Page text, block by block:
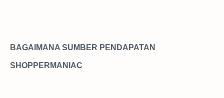
BAGAIMANA SUMBER PENDAPATAN
SHOPPERMANIAC